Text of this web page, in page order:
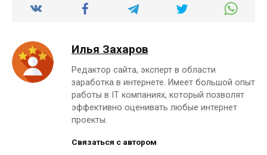
Илья Захаров
Редактор сайта, эксперт в области
заработка в интернете. Имеет большой опыт
работы в IT компаниях, который позволят
эффективно оценивать любые интернет
проекты.
Связаться с автором